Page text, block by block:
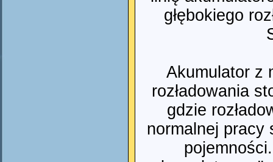
głębokiego
Akumulator z
rozładowania
gdzie
normalnej pracy